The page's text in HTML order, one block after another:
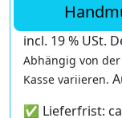
incl. 19 % USt.
Abhängig von
Kasse variieren.
✅ Lieferfrist: